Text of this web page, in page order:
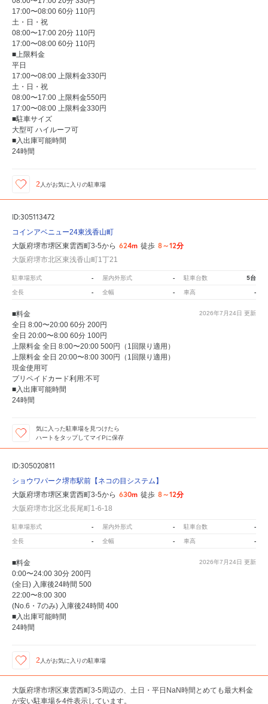
17:00〜08:00 60分 110円
土・日・祝
08:00〜17:00 20分 110円
17:00〜08:00 60分 110円
■上限料金
平日
17:00〜08:00 上限料金330円
土・日・祝
08:00〜17:00 上限料金550円
17:00〜08:00 上限料金330円
■駐車サイズ
大型可 ハイルーフ可
■入出庫可能時間
24時間
2 人がお気に入りの駐車場
ID:305113472
コインアベニュー24東浅香山町
大阪府堺市堺区東雲西町3-5から 624m 徒歩 8～12分
大阪府堺市北区東浅香山町1丁21
駐車場形式 - 屋内外形式 - 駐車台数 5台
全長 - 全幅 - 車高 -
2026年7月24日 更新
■料金
全日 8:00〜20:00 60分 200円
全日 20:00〜8:00 60分 100円
上限料金 全日 8:00〜20:00 500円（1回限り適用）
上限料金 全日 20:00〜8:00 300円（1回限り適用）
現金使用可
プリペイドカード利用:不可
■入出庫可能時間
24時間
気に入った駐車場を見つけたら
ハートをタップしてマイPに保存
ID:305020811
ショウワパーク堺市駅前【ネコの目システム】
大阪府堺市堺区東雲西町3-5から 630m 徒歩 8～12分
大阪府堺市北区北長尾町1-6-18
駐車場形式 - 屋内外形式 - 駐車台数 -
全長 - 全幅 - 車高 -
2026年7月24日 更新
■料金
0:00〜24:00 30分 200円
(全日) 入庫後24時間 500
22:00〜8:00 300
(No.6・7のみ) 入庫後24時間 400
■入出庫可能時間
24時間
2 人がお気に入りの駐車場
大阪府堺市堺区東雲西町3-5周辺の、土日・平日NaN時間とめても最大料金
が安い駐車場を4件表示しています。